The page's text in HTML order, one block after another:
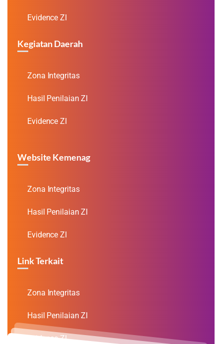
Evidence ZI
Kegiatan Daerah
Zona Integritas
Hasil Penilaian ZI
Evidence ZI
Website Kemenag
Zona Integritas
Hasil Penilaian ZI
Evidence ZI
Link Terkait
Zona Integritas
Hasil Penilaian ZI
Evidence ZI